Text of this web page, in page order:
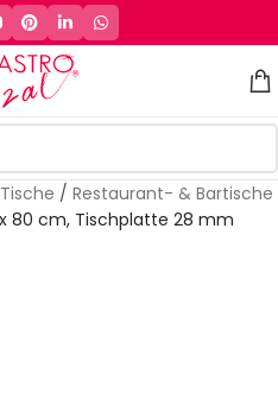
Tische / Restaurant- & Bartische
80 cm, Tischplatte 28 mm